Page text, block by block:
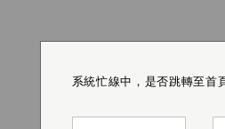
系統忙線中，是否跳轉至首
系統忙線中，是否跳轉至首
系統忙線中，是否跳轉至首
系統忙線中，是否跳轉至首
系統忙線中，是否跳轉至首